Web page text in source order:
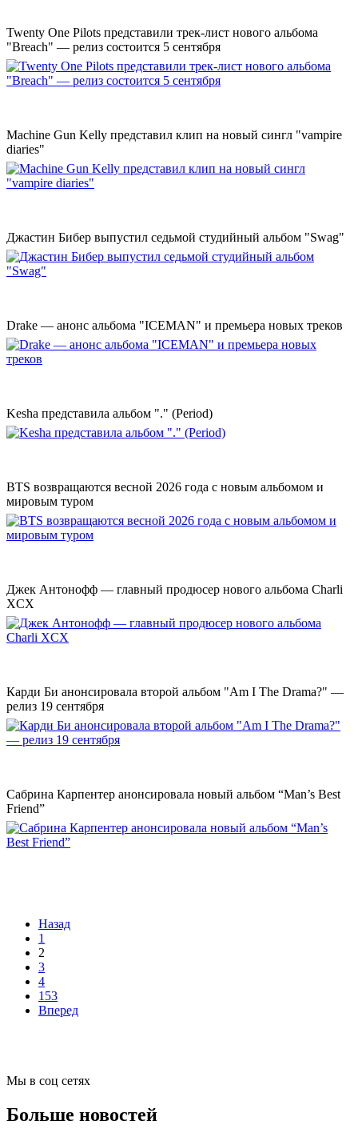
Twenty One Pilots представили трек-лист нового альбома
"Breach" — релиз состоится 5 сентября
Machine Gun Kelly представил клип на новый сингл "vampire
diaries"
Джастин Бибер выпустил седьмой студийный альбом "Swag"
Drake — анонс альбома "ICEMAN" и премьера новых треков
Kesha представила альбом "." (Period)
BTS возвращаются весной 2026 года с новым альбомом и
мировым туром
Джек Антонофф — главный продюсер нового альбома Charli
XCX
Карди Би анонсировала второй альбом "Am I The Drama?" —
релиз 19 сентября
Сабрина Карпентер анонсировала новый альбом “Man’s Best
Friend”
Назад
1
2
3
4
153
Вперед
Мы в соц сетях
Больше новостей